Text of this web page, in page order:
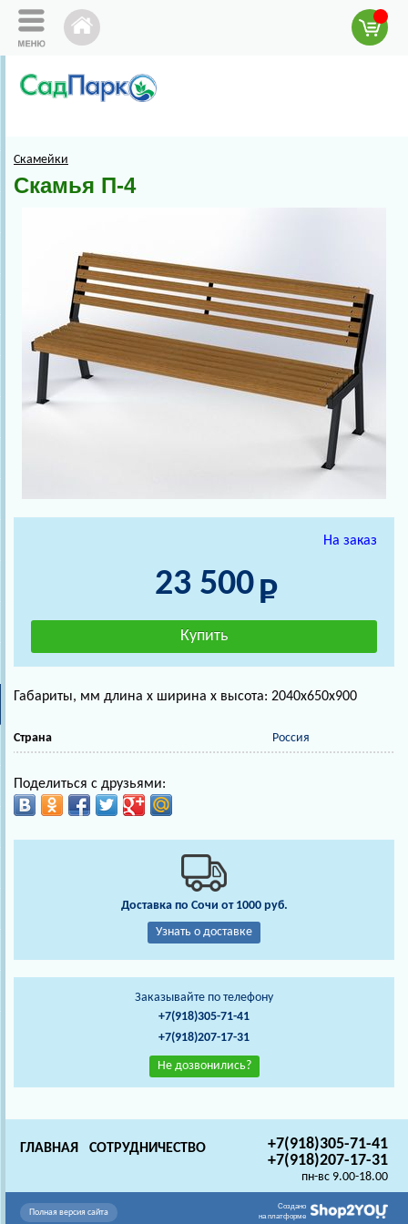
Скамейки
Скамья П-4
На заказ
23 500
Габариты, мм длина х ширина х высота: 2040х650х900
Страна Россия
Поделиться с друзьями:
Доставка по Сочи от 1000 руб.
Узнать о доставке
Заказывайте по телефону
+7(918)305-71-41
+7(918)207-17-31
Не дозвонились?
+7(918)305-71-41
+7(918)207-17-31
пн-вс 9.00-18.00
ГЛАВНАЯ СОТРУДНИЧЕСТВО
Создано
на платформе
Полная версия сайта